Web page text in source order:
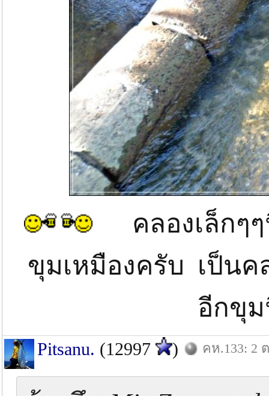
คลองเล็กๆๆ
ขุมเหมืองครับ เป็นค
อีกขุ
Pitsanu. (12997 ) คห.133: 2